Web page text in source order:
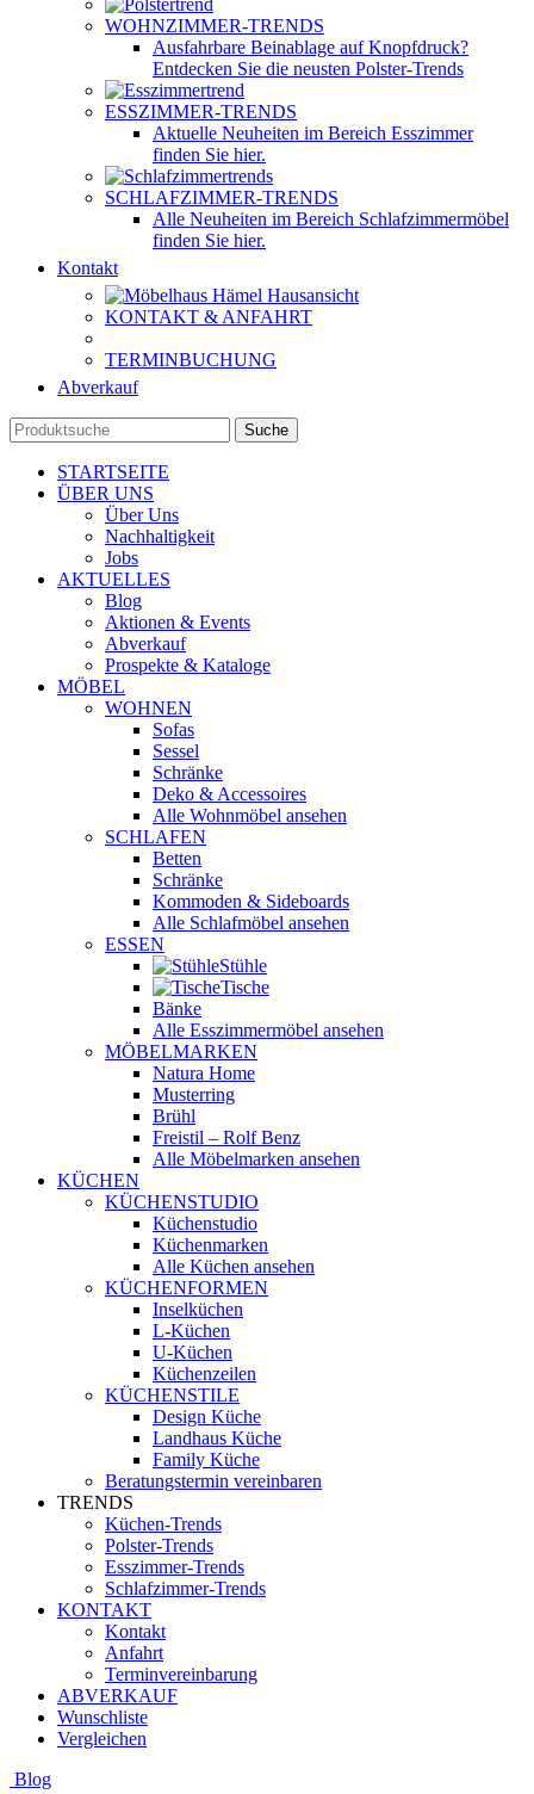
WOHNZIMMER-TRENDS
Ausfahrbare Beinablage auf Knopfdruck?
Entdecken Sie die neusten Polster-Trends
ESSZIMMER-TRENDS
Aktuelle Neuheiten im Bereich Esszimmer
finden Sie hier.
SCHLAFZIMMER-TRENDS
Alle Neuheiten im Bereich Schlafzimmermöbel
finden Sie hier.
Kontakt
KONTAKT & ANFAHRT
TERMINBUCHUNG
Abverkauf
Suche
STARTSEITE
ÜBER UNS
Über Uns
Nachhaltigkeit
Jobs
AKTUELLES
Blog
Aktionen & Events
Abverkauf
Prospekte & Kataloge
MÖBEL
WOHNEN
Sofas
Sessel
Schränke
Deko & Accessoires
Alle Wohnmöbel ansehen
SCHLAFEN
Betten
Schränke
Kommoden & Sideboards
Alle Schlafmöbel ansehen
ESSEN
Stühle
Tische
Bänke
Alle Esszimmermöbel ansehen
MÖBELMARKEN
Natura Home
Musterring
Brühl
Freistil – Rolf Benz
Alle Möbelmarken ansehen
KÜCHEN
KÜCHENSTUDIO
Küchenstudio
Küchenmarken
Alle Küchen ansehen
KÜCHENFORMEN
Inselküchen
L-Küchen
U-Küchen
Küchenzeilen
KÜCHENSTILE
Design Küche
Landhaus Küche
Family Küche
Beratungstermin vereinbaren
TRENDS
Küchen-Trends
Polster-Trends
Esszimmer-Trends
Schlafzimmer-Trends
KONTAKT
Kontakt
Anfahrt
Terminvereinbarung
ABVERKAUF
Wunschliste
Vergleichen
Blog